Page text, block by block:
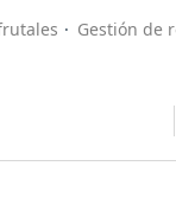
Gestión de